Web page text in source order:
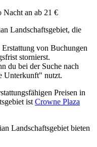
Nacht an ab 21 €
Landschaftsgebiet, die
von Buchungen
stornierst.
du bei der Suche nach
Unterkunft" nutzt.
Preisen in
ist Crowne Plaza
Landschaftsgebiet bieten